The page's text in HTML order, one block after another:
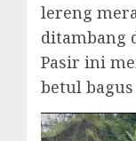
lereng
ditambang
Pasir ini
betul bagus